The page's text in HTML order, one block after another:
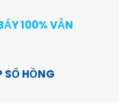
100% VẪN
HỒNG